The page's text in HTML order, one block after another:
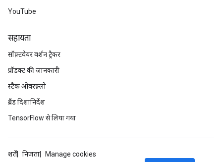
YouTube
सहायता
सॉफ़्टवेयर वर्शन ट्रैकर
प्रॉडक्ट की जानकारी
स्टैक ओवरफ़्लो
ब्रैंड दिशानिर्देश
TensorFlow से लिया गया
शर्तें निजता
Manage cookies